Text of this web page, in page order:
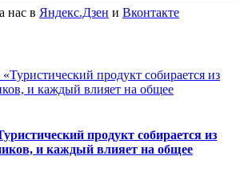
нас в Яндекс.Дзен и Вконтакте
продукт собирается из
и каждый влияет на общее